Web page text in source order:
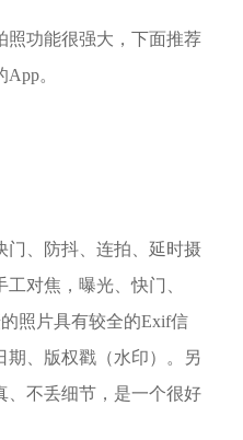
照功能很强大，下面推荐
。
门、防抖、连拍、延时摄
对焦，曝光、快门、
照片具有较全的Exif信
期、版权戳（水印）。另
、不丢细节，是一个很好